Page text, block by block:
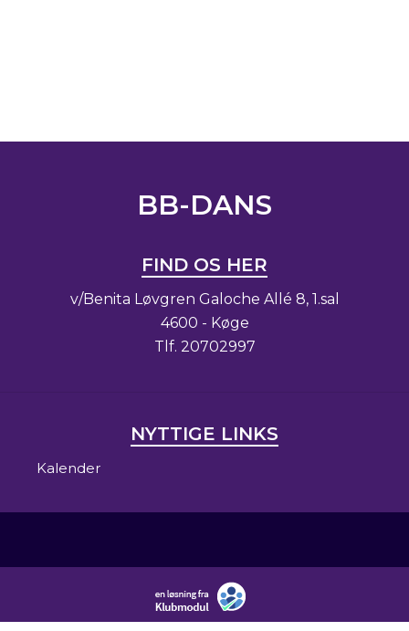
BB-DANS
FIND OS HER
v/Benita Løvgren Galoche Allé 8, 1.sal
4600 - Køge
Tlf. 20702997
NYTTIGE LINKS
Kalender